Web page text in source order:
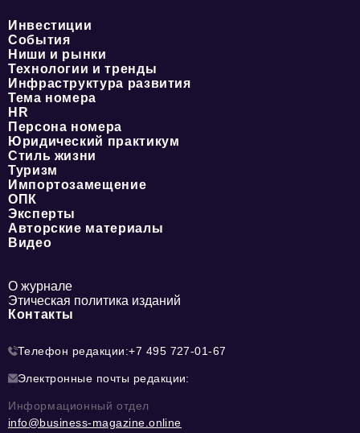
Инвестиции
События
Ниши и рынки
Технологии и тренды
Инфраструктура развития
Тема номера
HR
Персона номера
Юридический практикум
Стиль жизни
Туризм
Импортозамещение
ОПК
Эксперты
Авторские материалы
Видео
О журнале
Этическая политика изданий
Контакты
Телефон редакции:+7 495 727-01-67
Электронные почты редакции:
Информационный отдел
info@business-magazine.online